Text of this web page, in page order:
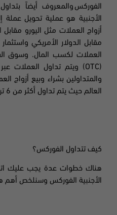
الفوركس والمعروف أيضاً
الأجنبية هو عملية تحويل
أزواج العملات مثل اليورو مقابل
مقابل الدولار الأمريكي
العملات لكسب المال. وسوق
(
OTC) ويتم تداول العملات
والمتداولين بشراء وبيع
العالم حيث يتم تداول أكثر من 6 تريليون دولار أمريكي كل يوم.
كيف تتداول الفوركس؟
هناك خطوات عدة يجب عليك
الأجنبية الفوركس وسنلخص أهم